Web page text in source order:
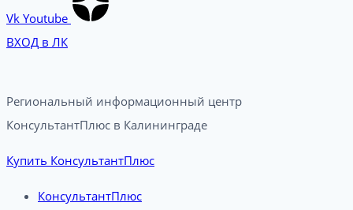
Vk Youtube
ВХОД в ЛК
Региональный информационный центр
КонсультантПлюс в Калининграде​
Купить КонсультантПлюс
КонсультантПлюс